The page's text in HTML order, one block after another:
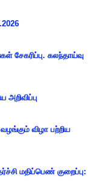
சேகரிப்பு. கலந்தாய்வு
அறிவிப்பு
விழா பற்றிய
மதிப்பெண் குறைப்பு: